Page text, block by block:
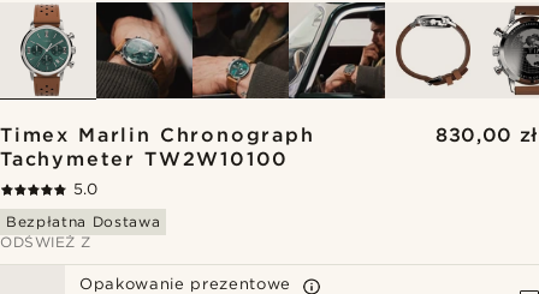
Timex Marlin Chronograph
Tachymeter TW2W10100
830,00 zł
5.0
Bezpłatna Dostawa
ODŚWIEŻ Z
Opakowanie prezentowe